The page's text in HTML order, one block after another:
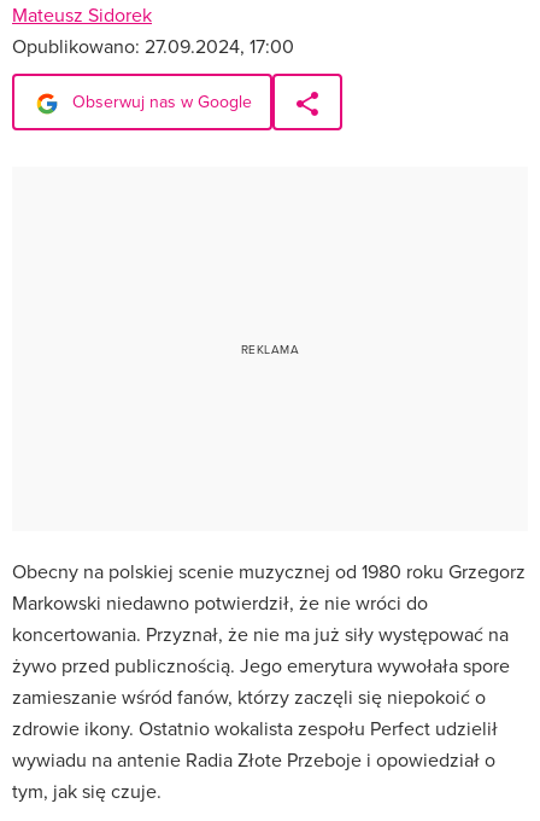
Mateusz Sidorek
Opublikowano: 27.09.2024, 17:00
Obserwuj nas w Google
Obecny na polskiej scenie muzycznej od 1980 roku Grzegorz
Markowski niedawno potwierdził, że nie wróci do
koncertowania. Przyznał, że nie ma już siły występować na
żywo przed publicznością. Jego emerytura wywołała spore
zamieszanie wśród fanów, którzy zaczęli się niepokoić o
zdrowie ikony. Ostatnio wokalista zespołu Perfect udzielił
wywiadu na antenie Radia Złote Przeboje i opowiedział o
tym, jak się czuje.